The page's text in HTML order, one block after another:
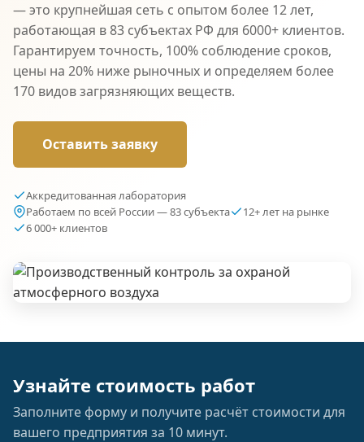
— это крупнейшая сеть с опытом более 12 лет,
работающая в 83 субъектах РФ для 6000+ клиентов.
Гарантируем точность, 100% соблюдение сроков,
цены на 20% ниже рыночных и определяем более
170 видов загрязняющих веществ.
Оставить заявку
Аккредитованная лаборатория
Работаем по всей России — 83 субъекта
12+ лет на рынке
6 000+ клиентов
Узнайте стоимость работ
Заполните форму и получите расчёт стоимости для
вашего предприятия за 10 минут.